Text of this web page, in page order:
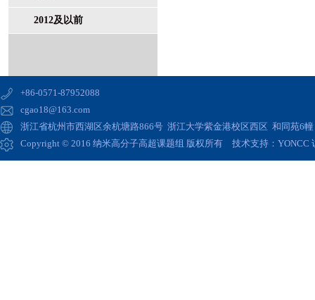
2012及以前
+86-0571-87952088
cgao18@163.com
浙江省杭州市西湖区余杭塘路866号 浙江大学紫金港校区西区 和同苑6
Copyright © 2016 纳米高分子高超课题组 版权所有 技术支持： YONCC